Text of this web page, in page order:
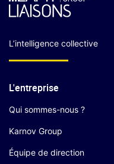
L’intelligence collective
L'entreprise
Qui sommes-nous ?
Karnov Group
Équipe de direction